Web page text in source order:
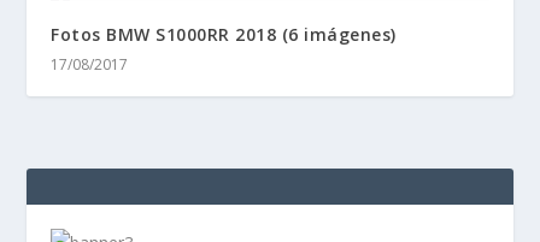
Fotos BMW S1000RR 2018 (6 imágenes)
17/08/2017